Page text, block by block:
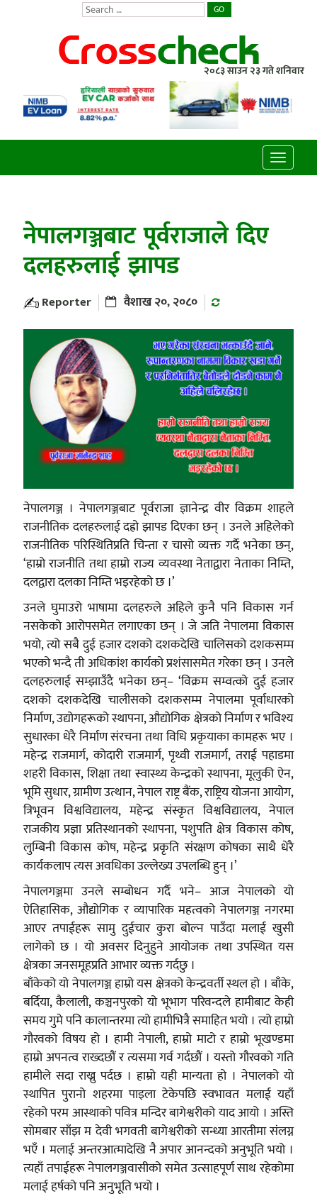
GO
२०८३ साउन २३ गते शनिवार
Toggle
नेपालगञ्जबाट पूर्वराजाले दिए
दलहरुलाई झापड
Reporter वैशाख २०, २०८०
नेपालगञ्ज । नेपालगञ्जबाट पूर्वराजा ज्ञानेन्द्र वीर विक्रम शाहले
राजनीतिक दलहरुलाई दह्रो झापड दिएका छन् । उनले अहिलेको
राजनीतिक परिस्थितिप्रति चिन्ता र चासो व्यक्त गर्दै भनेका छन्,
‘हाम्रो राजनीति तथा हाम्रो राज्य व्यवस्था नेताद्वारा नेताका निम्ति,
दलद्वारा दलका निम्ति भइरहेको छ ।’
उनले घुमाउरो भाषामा दलहरुले अहिले कुनै पनि विकास गर्न
नसकेको आरोपसमेत लगाएका छन् । जे जति नेपालमा विकास
भयो, त्यो सबै दुई हजार दशको दशकदेखि चालिसको दशकसम्म
भएको भन्दै ती अधिकांश कार्यको प्रशंसासमेत गरेका छन् । उनले
दलहरुलाई सम्झाउँदै भनेका छन्– ‘विक्रम सम्वत्को दुई हजार
दशको दशकदेखि चालीसको दशकसम्म नेपालमा पूर्वाधारको
निर्माण, उद्योगहरूको स्थापना, औद्योगिक क्षेत्रको निर्माण र भविश्य
सुधारका धेरै निर्माण संरचना तथा विधि प्रकृयाका कामहरू भए ।
महेन्द्र राजमार्ग, कोदारी राजमार्ग, पृथ्वी राजमार्ग, तराई पहाडमा
शहरी विकास, शिक्षा तथा स्वास्थ्य केन्द्रको स्थापना, मूलुकी ऐन,
भूमि सुधार, ग्रामीण उत्थान, नेपाल राष्ट्र बैंक, राष्ट्रिय योजना आयोग,
त्रिभूवन विश्वविद्यालय, महेन्द्र संस्कृत विश्वविद्यालय, नेपाल
राजकीय प्रज्ञा प्रतिस्थानको स्थापना, पशुपति क्षेत्र विकास कोष,
लुम्बिनी विकास कोष, महेन्द्र प्रकृति संरक्षण कोषका साथै धेरै
कार्यकलाप त्यस अवधिका उल्लेख्य उपलब्धि हुन् ।’
नेपालगञ्जमा उनले सम्बोधन गर्दै भने– आज नेपालको यो
ऐतिहासिक, औद्योगिक र व्यापारिक महत्वको नेपालगञ्ज नगरमा
आएर तपाईहरू सामु दुईचार कुरा बोल्न पाउँदा मलाई खुसी
लागेको छ । यो अवसर दिनुहुने आयोजक तथा उपस्थित यस
क्षेत्रका जनसमूहप्रति आभार व्यक्त गर्दछु ।
बाँकेको यो नेपालगञ्ज हाम्रो यस क्षेत्रको केन्द्रवर्ती स्थल हो । बाँके,
बर्दिया, कैलाली, कञ्चनपुरको यो भूभाग परिवन्दले हामीबाट केही
समय गुमे पनि कालान्तरमा त्यो हामीभित्रै समाहित भयो । त्यो हाम्रो
गौरवको विषय हो । हामी नेपाली, हाम्रो माटो र हाम्रो भूखण्डमा
हाम्रो अपनत्व राख्दछौं र त्यसमा गर्व गर्दछौं । यस्तो गौरवको गति
हामीले सदा राख्नु पर्दछ । हाम्रो यही मान्यता हो । नेपालको यो
स्थापित पुरानो शहरमा पाइला टेकेपछि स्वभावत मलाई यहाँ
रहेको परम आस्थाको पवित्र मन्दिर बागेश्वरीको याद आयो । अस्ति
सोमबार साँझ म देवी भगवती बागेश्वरीको सन्ध्या आरतीमा संलग्न
भएँ । मलाई अन्तरआत्मादेखि नै अपार आनन्दको अनुभूति भयो ।
त्यहाँ तपाईहरू नेपालगञ्जवासीको समेत उत्साहपूर्ण साथ रहेकोमा
मलाई हर्षको पनि अनुभूति भयो ।